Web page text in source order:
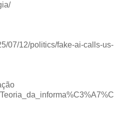
07/12/politics/fake-ai-calls-us-